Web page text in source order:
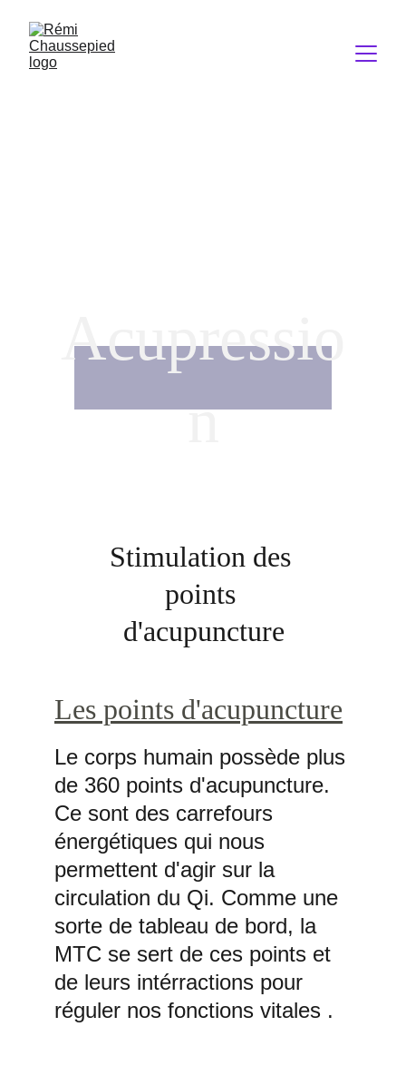
Acupressio
n
Les points d'acupuncture
Le corps humain possède plus
de 360 points d'acupuncture.
Ce sont des carrefours
énergétiques qui nous
permettent d'agir sur la
circulation du Qi. Comme une
sorte de tableau de bord, la
MTC se sert de ces points et
de leurs intérractions pour
réguler nos fonctions vitales .
Stimulation des
points
d'acupuncture